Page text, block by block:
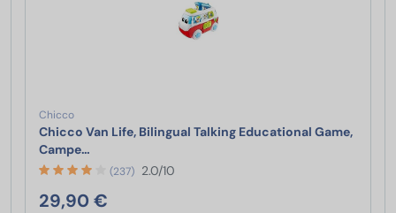
Chicco
Chicco Van Life, Bilingual Talking Educational Game,
Campe…
(237) 2.0/10
29,90 €